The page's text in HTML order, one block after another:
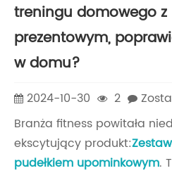
treningu domowego z
prezentowym,
w domu?
2024-10-30 2
Branża fitness powitała
ekscytujący produkt:
pudełkiem upominkowym.